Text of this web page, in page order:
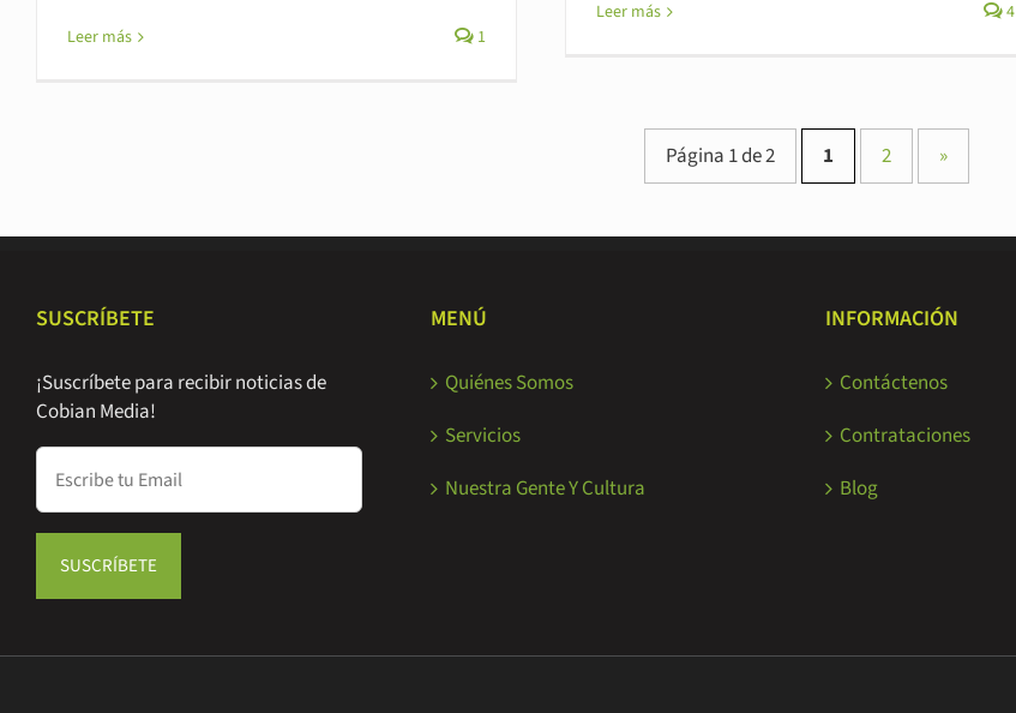
Leer más 1
Leer más 4
Página 1 de 2 1 2 »
SUSCRÍBETE
¡Suscríbete para recibir noticias de
Cobian Media!
MENÚ
Quiénes Somos
Servicios
Nuestra Gente Y Cultura
INFORMACIÓN
Contáctenos
Contrataciones
Blog